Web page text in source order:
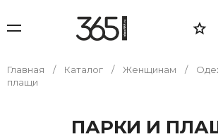
Главная Каталог Женщинам
плащи
ПАРКИ И